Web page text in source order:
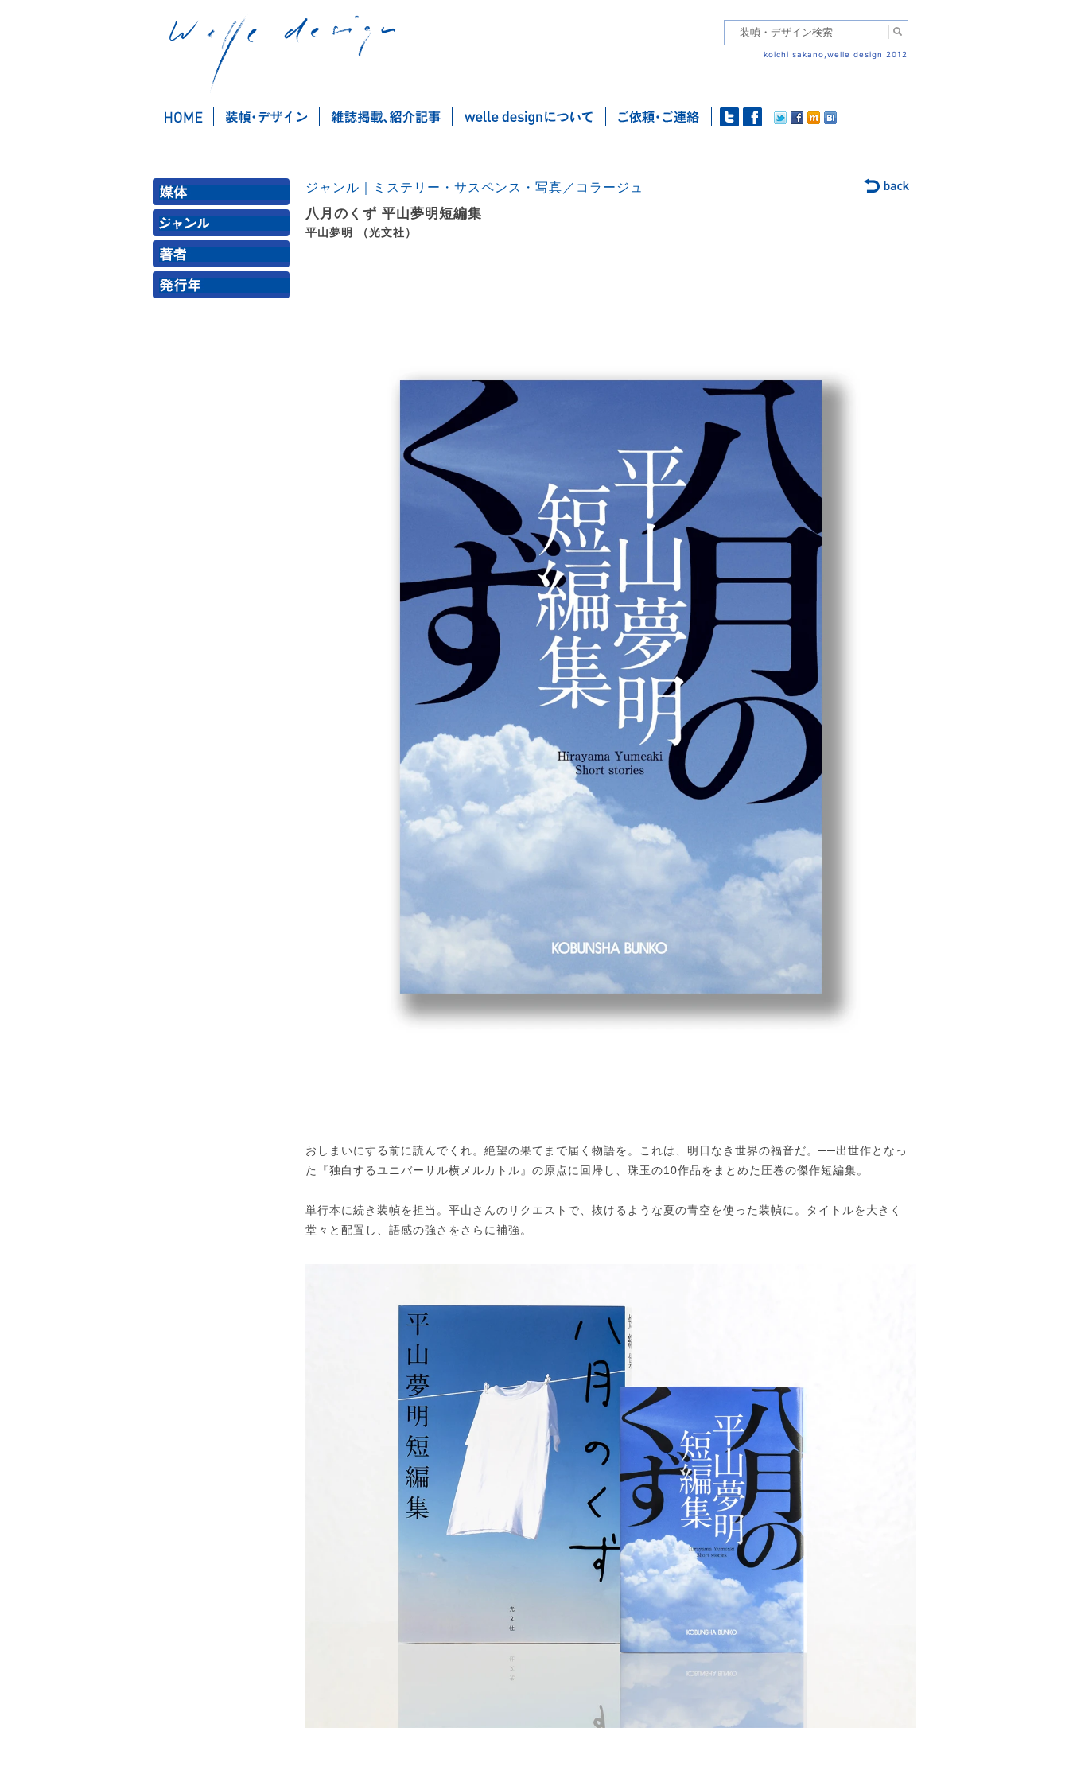
koichi sakano,welle design 2012
ジャンル｜ミステリー・サスペンス・写真／コラージュ
八月のくず 平山夢明短編集
平山夢明 （光文社）
おしまいにする前に読んでくれ。絶望の果てまで届く物語を。これは、明日なき世界の福音だ。──出世作となっ
た『独白するユニバーサル横メルカトル』の原点に回帰し、珠玉の10作品をまとめた圧巻の傑作短編集。
単行本に続き装幀を担当。平山さんのリクエストで、抜けるような夏の青空を使った装幀に。タイトルを大きく
堂々と配置し、語感の強さをさらに補強。